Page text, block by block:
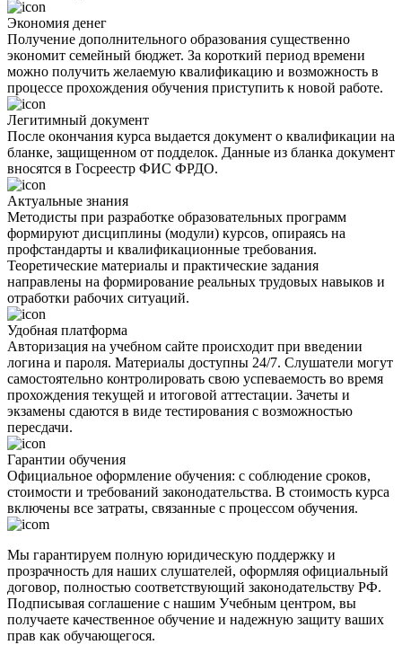
Экономия денег
Получение дополнительного образования существенно
экономит семейный бюджет. За короткий период времени
можно получить желаемую квалификацию и возможность в
процессе прохождения обучения приступить к новой работе.
Легитимный документ
После окончания курса выдается документ о квалификации на
бланке, защищенном от подделок. Данные из бланка документ
вносятся в Госреестр ФИС ФРДО.
Актуальные знания
Методисты при разработке образовательных программ
формируют дисциплины (модули) курсов, опираясь на
профстандарты и квалификационные требования.
Теоретические материалы и практические задания
направлены на формирование реальных трудовых навыков и
отработки рабочих ситуаций.
Удобная платформа
Авторизация на учебном сайте происходит при введении
логина и пароля. Материалы доступны 24/7. Слушатели могут
самостоятельно контролировать свою успеваемость во время
прохождения текущей и итоговой аттестации. Зачеты и
экзамены сдаются в виде тестирования с возможностью
пересдачи.
Гарантии обучения
Официальное оформление обучения: с соблюдение сроков,
стоимости и требований законодательства. В стоимость курса
включены все затраты, связанные с процессом обучения.
Мы гарантируем полную юридическую поддержку и
прозрачность для наших слушателей, оформляя официальный
договор, полностью соответствующий законодательству РФ.
Подписывая соглашение с нашим Учебным центром, вы
получаете качественное обучение и надежную защиту ваших
прав как обучающегося.